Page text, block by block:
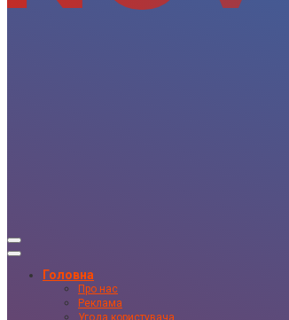
Головна
Про нас
Реклама
Угода користувача